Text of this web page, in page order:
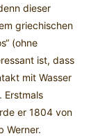
dieser
griechischen
(ohne
ist, dass
mit Wasser
Erstmals
er 1804 von
Werner.